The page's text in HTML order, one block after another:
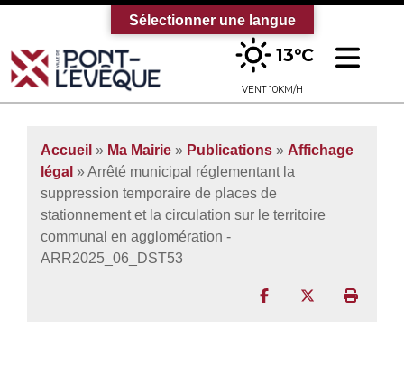
Bienvenue sur le site officiel de la
13°C
VENT 10KM/H
Accueil » Ma Mairie » Publications » Affichage
légal » Arrêté municipal réglementant la
suppression temporaire de places de
stationnement et la circulation sur le territoire
communal en agglomération -
ARR2025_06_DST53
Partager surPartager sur
Sélectionner une langue